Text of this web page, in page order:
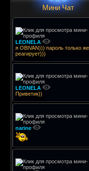
Мини Чат